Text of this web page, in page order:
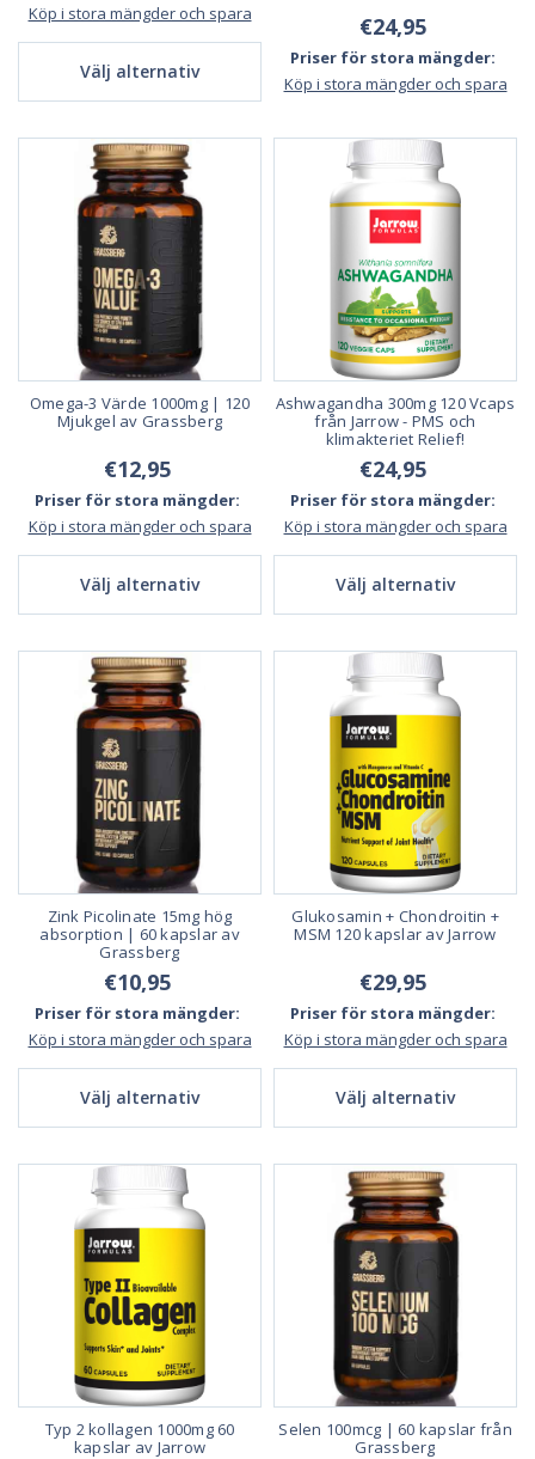
Köp i stora mängder och spara
Välj alternativ
€24,95
Priser för stora mängder:
Köp i stora mängder och spara
Omega-3 Värde 1000mg | 120
Mjukgel av Grassberg
€12,95
Priser för stora mängder:
Köp i stora mängder och spara
Välj alternativ
Ashwagandha 300mg 120 Vcaps
från Jarrow - PMS och
klimakteriet Relief!
€24,95
Priser för stora mängder:
Köp i stora mängder och spara
Välj alternativ
Zink Picolinate 15mg hög
absorption | 60 kapslar av
Grassberg
€10,95
Priser för stora mängder:
Köp i stora mängder och spara
Välj alternativ
Glukosamin + Chondroitin +
MSM 120 kapslar av Jarrow
€29,95
Priser för stora mängder:
Köp i stora mängder och spara
Välj alternativ
Typ 2 kollagen 1000mg 60
kapslar av Jarrow
Selen 100mcg | 60 kapslar från
Grassberg